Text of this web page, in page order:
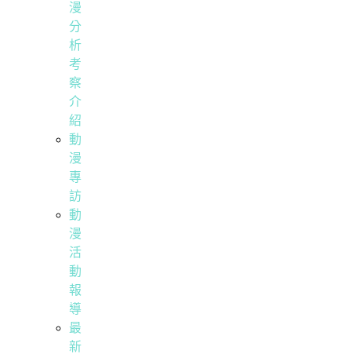
漫
分
析
考
察
介
紹
動
漫
專
訪
動
漫
活
動
報
導
最
新